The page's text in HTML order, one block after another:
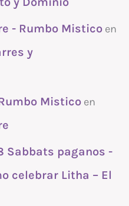
- Rumbo Mistico en
y
Mistico en
Sabbats paganos -
celebrar Litha – El